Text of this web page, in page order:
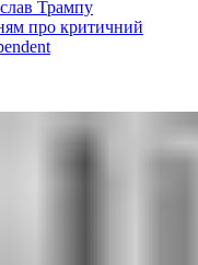
Трампу
про критичний